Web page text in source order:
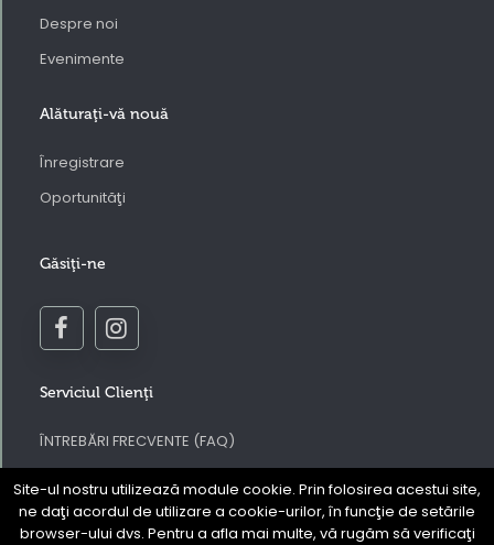
Site-ul nostru utilizează module cookie. Prin folosirea acestui site,
ne daţi acordul de utilizare a cookie-urilor, în funcţie de setările
browser-ului dvs. Pentru a afla mai multe, vă rugăm să verificaţi
Despre noi
Evenimente
Alăturaţi-vă nouă
Înregistrare
Oportunităţi
Găsiţi-ne
Serviciul Clienţi
ÎNTREBĂRI FRECVENTE (FAQ)
Regulamentul site-ului web Prouve